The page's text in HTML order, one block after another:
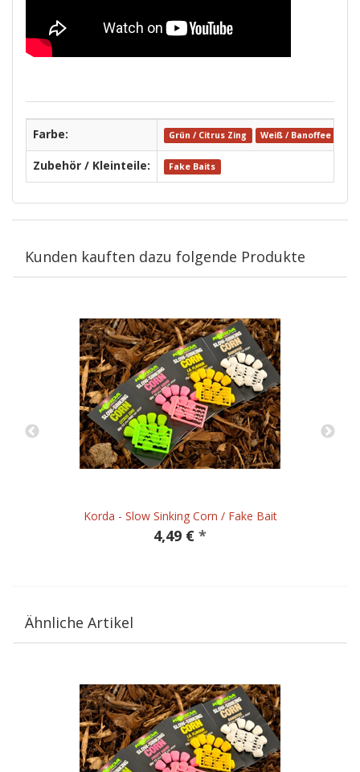
Farbe: Grün / Citrus Zing Weiß / Banoffee
Zubehör / Kleinteile: Fake Baits
Kunden kauften dazu folgende Produkte
Korda - Slow Sinking Corn / Fake Bait
4,49 € *
Ähnliche Artikel